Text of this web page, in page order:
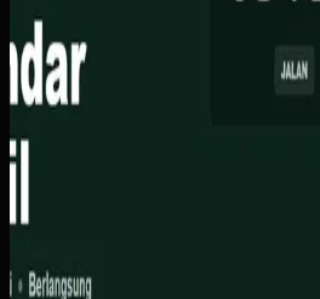
Baca studi kasus